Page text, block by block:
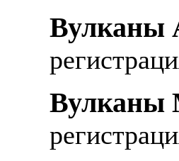
Вулканы
Вулканы